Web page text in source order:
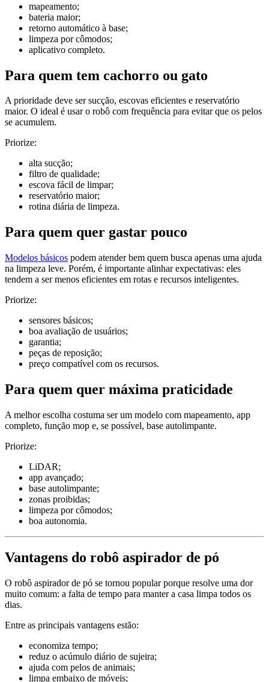
mapeamento;
bateria maior;
retorno automático à base;
limpeza por cômodos;
aplicativo completo.
Para quem tem cachorro ou gato
A prioridade deve ser sucção, escovas eficientes e reservatório
maior. O ideal é usar o robô com frequência para evitar que os pelos
se acumulem.
Priorize:
alta sucção;
filtro de qualidade;
escova fácil de limpar;
reservatório maior;
rotina diária de limpeza.
Para quem quer gastar pouco
Modelos básicos podem atender bem quem busca apenas uma ajuda
na limpeza leve. Porém, é importante alinhar expectativas: eles
tendem a ser menos eficientes em rotas e recursos inteligentes.
Priorize:
sensores básicos;
boa avaliação de usuários;
garantia;
peças de reposição;
preço compatível com os recursos.
Para quem quer máxima praticidade
A melhor escolha costuma ser um modelo com mapeamento, app
completo, função mop e, se possível, base autolimpante.
Priorize:
LiDAR;
app avançado;
base autolimpante;
zonas proibidas;
limpeza por cômodos;
boa autonomia.
Vantagens do robô aspirador de pó
O robô aspirador de pó se tornou popular porque resolve uma dor
muito comum: a falta de tempo para manter a casa limpa todos os
dias.
Entre as principais vantagens estão:
economiza tempo;
reduz o acúmulo diário de sujeira;
ajuda com pelos de animais;
limpa embaixo de móveis;